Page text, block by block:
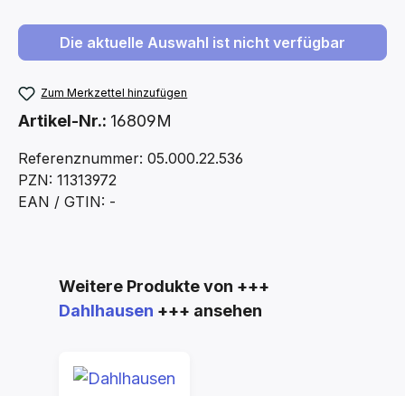
Die aktuelle Auswahl ist nicht verfügbar
Zum Merkzettel hinzufügen
Artikel-Nr.: 16809M
Referenznummer: 05.000.22.536
PZN: 11313972
EAN / GTIN: -
Produktgalerie überspringen
Weitere Produkte von +++
Dahlhausen +++ ansehen